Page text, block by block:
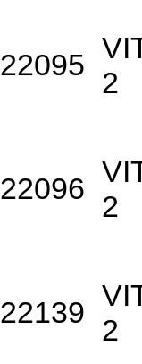
22095
2
22096
2
22139
2